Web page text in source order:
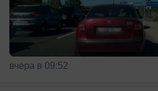
вчера в 09:52